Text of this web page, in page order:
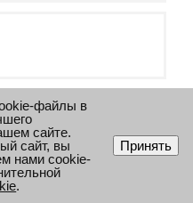
TECHNIC
файлы в
сайте.
сайт, вы
нами cookie-
.
Принять